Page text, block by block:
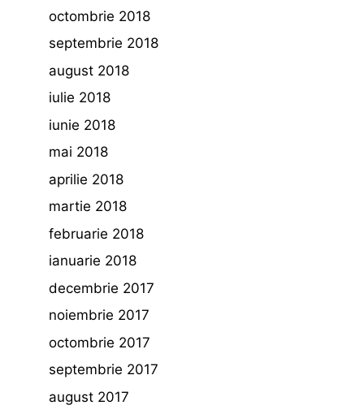
octombrie 2018
septembrie 2018
august 2018
iulie 2018
iunie 2018
mai 2018
aprilie 2018
martie 2018
februarie 2018
ianuarie 2018
decembrie 2017
noiembrie 2017
octombrie 2017
septembrie 2017
august 2017